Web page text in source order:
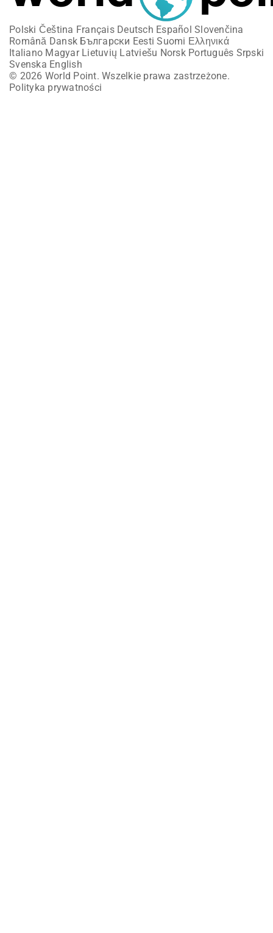
Polski Čeština Français Deutsch Español Slovenčina
Română Dansk Български Eesti Suomi Ελληνικά
Italiano Magyar Lietuvių Latviešu Norsk Português Srpski
Svenska English
© 2026 World Point. Wszelkie prawa zastrzeżone.
Polityka prywatności